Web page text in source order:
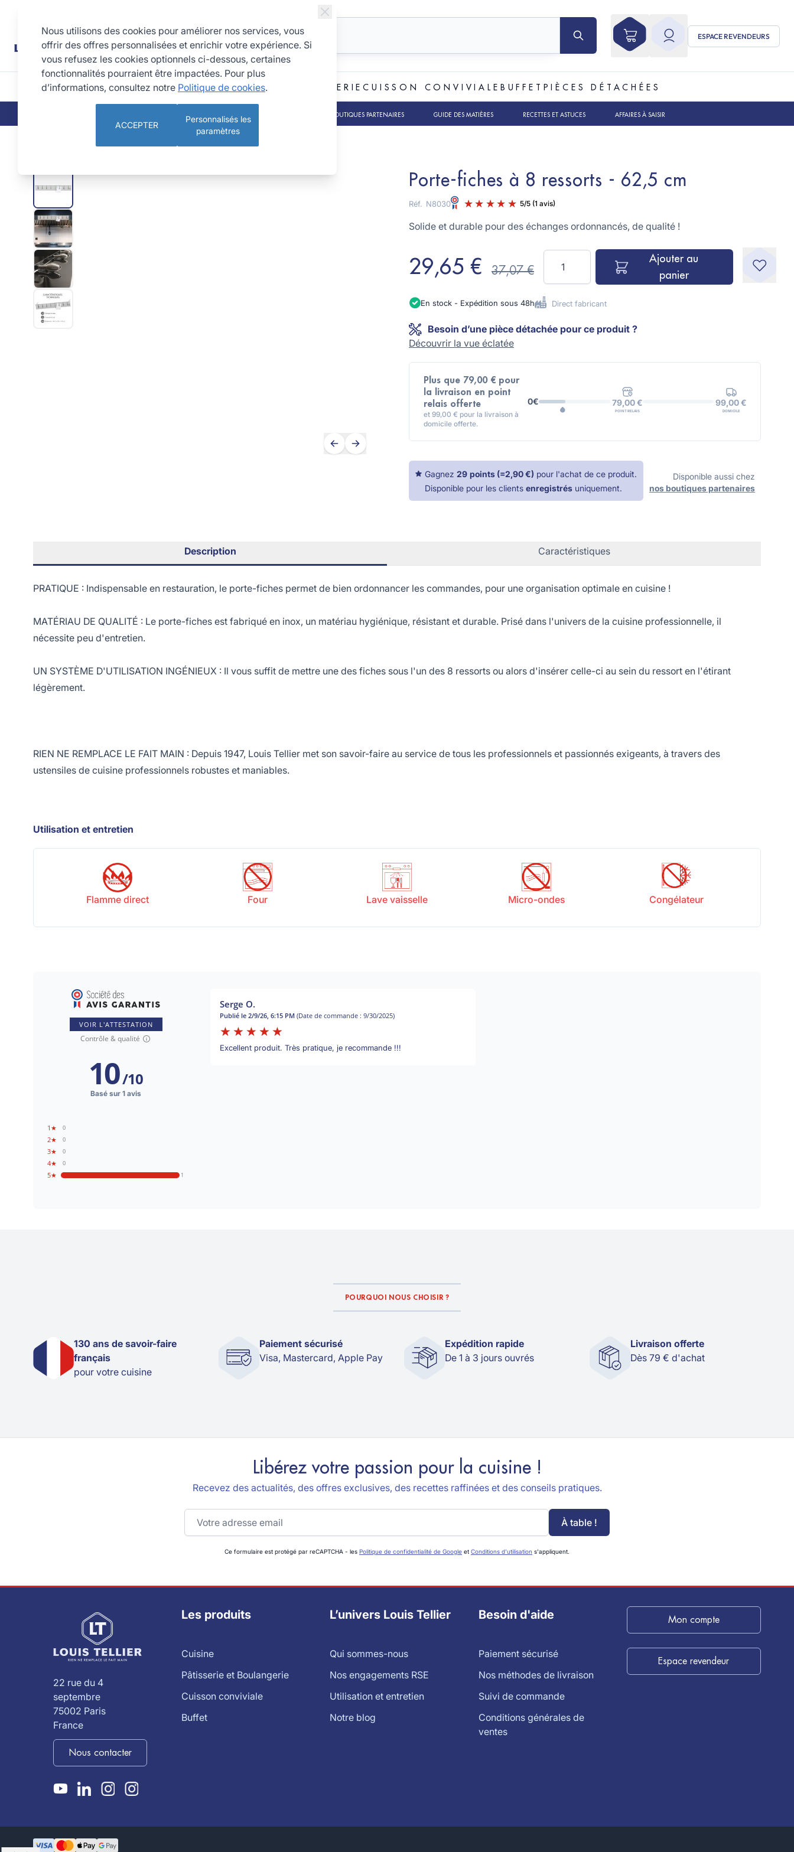
ESPACE REVENDEURS
CUISINEPÂTISSERIE ET BOULANGERIECUISSON CONVIVIALE BUFFET PIÈCES DÉTACHÉES
NOS ENGAGEMENTS RSE NOS BOUTIQUES PARTENAIRES GUIDE DES MATIÈRES RECETTES ET ASTUCES AFFAIRES À SAISIR
Porte-fiches à 8 ressorts - 62,5 cm
Réf. N8030
Solide et durable pour des échanges ordonnancés, de qualité !
29,65 € 37,07 €
Quantité
Ajouter au
panier
En stock - Expédition sous 48h Direct fabricant
Besoin d’une pièce détachée pour ce produit ?
Découvrir la vue éclatée
Plus que 79,00 € pour
la livraison en point
relais offerte
et 99,00 € pour la livraison à
domicile offerte.
0€ 79,00 €
POINT RELAIS
99,00 €
DOMICILE
Gagnez 29 points (=2,90 €) pour l'achat de ce produit.
Disponible pour les clients enregistrés uniquement.
Disponible aussi chez
nos boutiques partenaires
Description Caractéristiques
PRATIQUE : Indispensable en restauration, le porte-fiches permet de bien ordonnancer les commandes, pour une organisation optimale en cuisine !
MATÉRIAU DE QUALITÉ : Le porte-fiches est fabriqué en inox, un matériau hygiénique, résistant et durable. Prisé dans l'univers de la cuisine professionnelle, il
nécessite peu d'entretien.
UN SYSTÈME D'UTILISATION INGÉNIEUX : Il vous suffit de mettre une des fiches sous l'un des 8 ressorts ou alors d'insérer celle-ci au sein du ressort en l'étirant
légèrement.
RIEN NE REMPLACE LE FAIT MAIN : Depuis 1947, Louis Tellier met son savoir-faire au service de tous les professionnels et passionnés exigeants, à travers des
ustensiles de cuisine professionnels robustes et maniables.
Utilisation et entretien
Flamme direct Four Lave vaisselle Micro-ondes Congélateur
VOIR L'ATTESTATION
Contrôle & qualité
0
1★
0
2★
0
3★
0
4★
1
5★
10/10
Basé sur 1 avis
Serge O.
Publié le 2/9/26, 6:15 PM (Date de commande : 9/30/2025)
Excellent produit. Très pratique, je recommande !!!
POURQUOI NOUS CHOISIR ?
130 ans de savoir-faire
français
pour votre cuisine
Paiement sécurisé
Visa, Mastercard, Apple Pay
Expédition rapide
De 1 à 3 jours ouvrés
Livraison offerte
Dès 79 € d'achat
Libérez votre passion pour la cuisine !
Recevez des actualités, des offres exclusives, des recettes raffinées et des conseils pratiques.
À table !
Ce formulaire est protégé par reCAPTCHA - les Politique de confidentialité de Google et Conditions d'utilisation s'appliquent.
22 rue du 4
septembre
75002 Paris
France
Nous contacter
Les produits
Cuisine
Pâtisserie et Boulangerie
Cuisson conviviale
Buffet
L’univers Louis Tellier
Qui sommes-nous
Nos engagements RSE
Utilisation et entretien
Notre blog
Besoin d'aide
Paiement sécurisé
Nos méthodes de livraison
Suivi de commande
Conditions générales de
ventes
Mon compte
Espace revendeur
Nous utilisons des cookies pour améliorer nos services, vous
offrir des offres personnalisées et enrichir votre expérience. Si
vous refusez les cookies optionnels ci-dessous, certaines
fonctionnalités pourraient être impactées. Pour plus
d’informations, consultez notre Politique de cookies.
ACCEPTER
Personnalisés les
paramètres